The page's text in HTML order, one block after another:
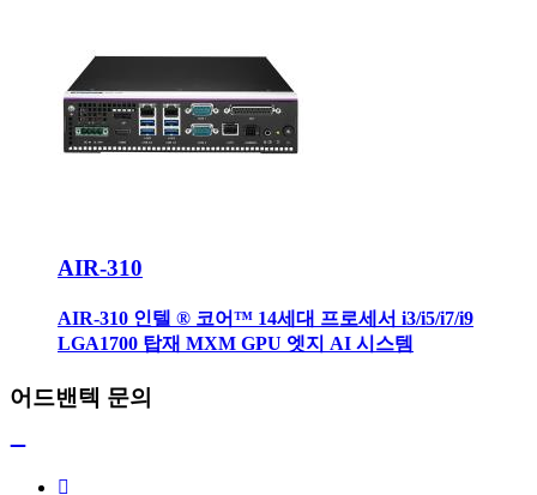
AIR-310
AIR-310 인텔 ® 코어™ 14세대 프로세서 i3/i5/i7/i9
LGA1700 탑재 MXM GPU 엣지 AI 시스템
어드밴텍 문의